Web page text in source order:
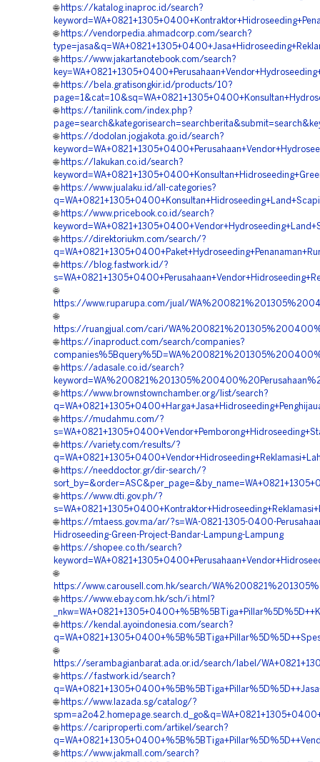
🌐 https://katalog.inaproc.id/search?
🌐 https://vendorpedia.ahmadcorp.com/search?
🌐 https://www.jakartanotebook.com/search?
🌐 https://bela.gratisongkir.id/products/10?
🌐 https://tanilink.com/index.php?
🌐 https://dodolan.jogjakota.go.id/search?
🌐 https://lakukan.co.id/search?
🌐 https://www.jualaku.id/all-categories?
🌐 https://www.pricebook.co.id/search?
🌐 https://direktoriukm.com/search/?
🌐 https://blog.fastwork.id/?
🌐
https://www.ruparupa.com/jual/
🌐
https://ruangjual.com/cari/
🌐 https://inaproduct.com/search/companies?
🌐 https://adasale.co.id/search?
🌐 https://www.brownstownchamber.org/list/search?
🌐 https://mudahmu.com/?
🌐 https://variety.com/results/?
🌐 https://needdoctor.gr/dir-search/?
🌐 https://www.dti.gov.ph/?
🌐 https://mtaess.gov.ma/ar/?s=WA-0821-1305-0400-
Hidroseeding-Green-Project-Bandar-Lampung-Lampung
🌐 https://shopee.co.th/search?
🌐
https://www.carousell.com.hk/search/
🌐 https://www.ebay.com.hk/sch/i.html?
🌐 https://kendal.ayoindonesia.com/search?
🌐
https://serambagianbarat.ada.or.id/search/label/
🌐 https://fastwork.id/search?
🌐 https://www.lazada.sg/catalog/?
🌐 https://cariproperti.com/artikel/search?
🌐 https://www.jakmall.com/search?